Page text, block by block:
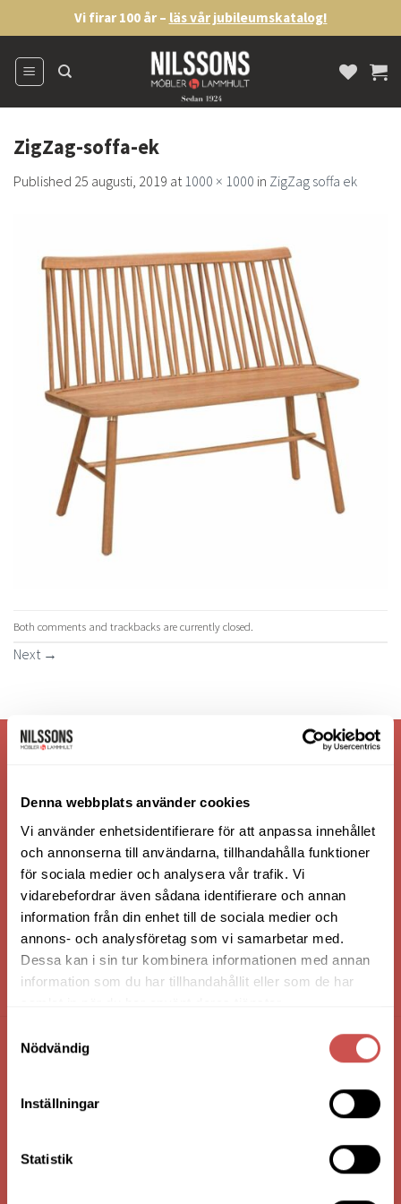
Denna webbplats använder cookies
Vi använder enhetsidentifierare för att anpassa innehållet
och annonserna till användarna, tillhandahålla funktioner
för sociala medier och analysera vår trafik. Vi
vidarebefordrar även sådana identifierare och annan
information från din enhet till de sociala medier och
annons- och analysföretag som vi samarbetar med.
Dessa kan i sin tur kombinera informationen med annan
information som du har tillhandahållit eller som de har
Nödvändig
Inställningar
Statistik
to
content
Vi firar 100 år – läs vår jubileumskatalog!
ZigZag-soffa-ek
Published 25 augusti, 2019 at1000 × 1000 in ZigZag soffa ek
Both comments and trackbacks are currently closed.
Next →
HANDLA VIA: BUTIK - WEBBSHOP - TELEFON
FÖRETAGSUPPGIFTER
Nilssons Möbler i Lammhult
Org. Nummer: 556062-1780